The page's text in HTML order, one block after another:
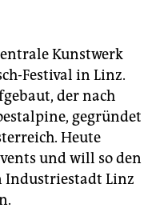
Kunstwerk
Festival in Linz.
der nach
gegründet
Heute
und will so den
Industriestadt Linz